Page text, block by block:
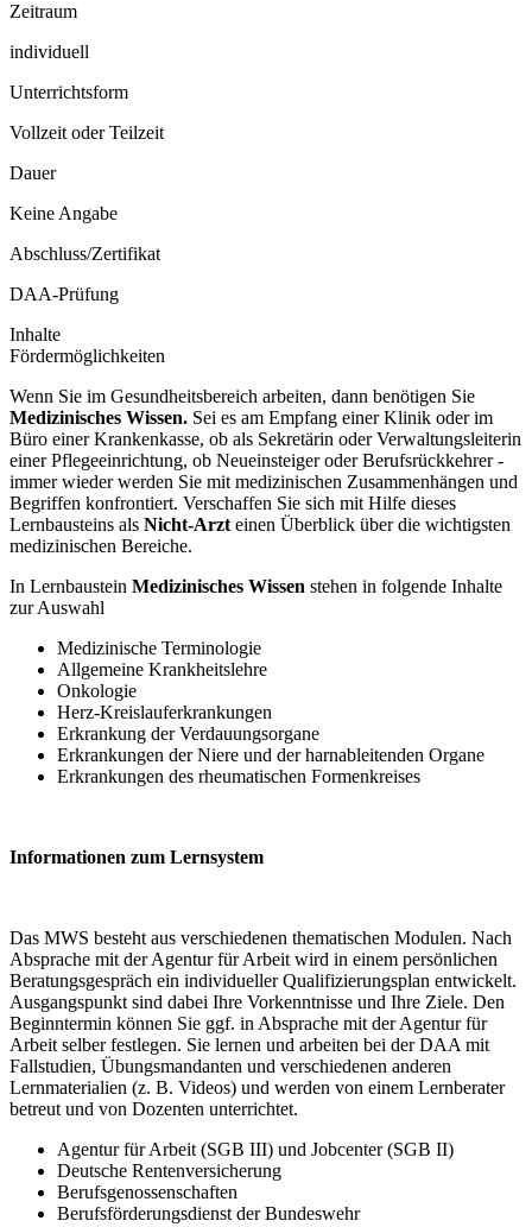
Zeitraum
individuell
Unterrichtsform
Vollzeit oder Teilzeit
Dauer
Keine Angabe
Abschluss/Zertifikat
DAA-Prüfung
Inhalte
Fördermöglichkeiten
Wenn Sie im Gesundheitsbereich arbeiten, dann benötigen Sie
Medizinisches Wissen. Sei es am Empfang einer Klinik oder im
Büro einer Krankenkasse, ob als Sekretärin oder Verwaltungsleiterin
einer Pflegeeinrichtung, ob Neueinsteiger oder Berufsrückkehrer -
immer wieder werden Sie mit medizinischen Zusammenhängen und
Begriffen konfrontiert. Verschaffen Sie sich mit Hilfe dieses
Lernbausteins als Nicht-Arzteinen Überblick über die wichtigsten
medizinischen Bereiche.
In Lernbaustein Medizinisches Wissen stehen in folgende Inhalte
zur Auswahl
Medizinische Terminologie
Allgemeine Krankheitslehre
Onkologie
Herz-Kreislauferkrankungen
Erkrankung der Verdauungsorgane
Erkrankungen der Niere und der harnableitenden Organe
Erkrankungen des rheumatischen Formenkreises
Informationen zum Lernsystem
Das MWS besteht aus verschiedenen thematischen Modulen. Nach
Absprache mit der Agentur für Arbeit wird in einem persönlichen
Beratungsgespräch ein individueller Qualifizierungsplan entwickelt.
Ausgangspunkt sind dabei Ihre Vorkenntnisse und Ihre Ziele. Den
Beginntermin können Sie ggf. in Absprache mit der Agentur für
Arbeit selber festlegen. Sie lernen und arbeiten bei der DAA mit
Fallstudien, Übungsmandanten und verschiedenen anderen
Lernmaterialien (z. B. Videos) und werden von einem Lernberater
betreut und von Dozenten unterrichtet.
Agentur für Arbeit (SGB III) und Jobcenter (SGB II)
Deutsche Rentenversicherung
Berufsgenossenschaften
Berufsförderungsdienst der Bundeswehr